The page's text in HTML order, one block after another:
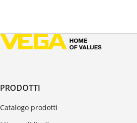
PRODOTTI
Catalogo prodotti